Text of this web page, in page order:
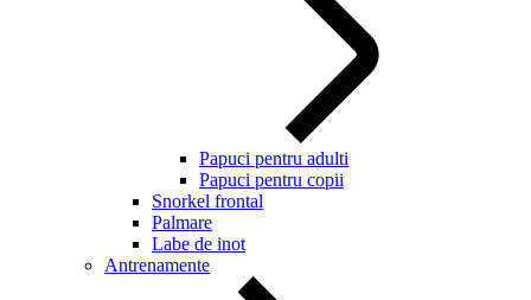
Papuci pentru adulti
Papuci pentru copii
Snorkel frontal
Palmare
Labe de inot
Antrenamente